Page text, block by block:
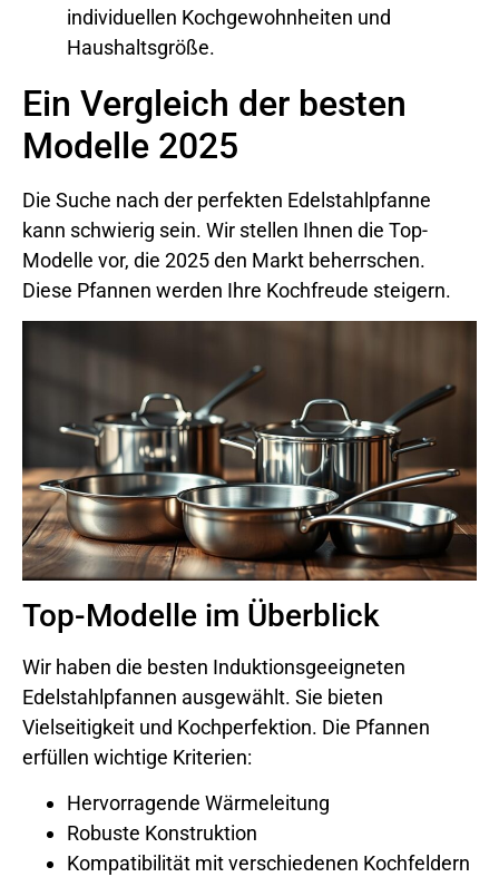
individuellen Kochgewohnheiten und
Haushaltsgröße.
Ein Vergleich der besten
Modelle 2025
Die Suche nach der perfekten Edelstahlpfanne
kann schwierig sein. Wir stellen Ihnen die Top-
Modelle vor, die 2025 den Markt beherrschen.
Diese Pfannen werden Ihre Kochfreude steigern.
Top-Modelle im Überblick
Wir haben die besten Induktionsgeeigneten
Edelstahlpfannen ausgewählt. Sie bieten
Vielseitigkeit und Kochperfektion. Die Pfannen
erfüllen wichtige Kriterien:
Hervorragende Wärmeleitung
Robuste Konstruktion
Kompatibilität mit verschiedenen Kochfeldern